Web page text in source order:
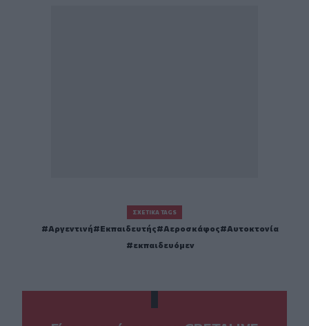
ΣΧΕΤΙΚΆ TAGS
Αργεντινή Εκπαιδευτής Αεροσκάφος
Αυτοκτονία
εκπαιδευόμεν